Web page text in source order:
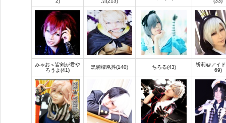
みゃお＜皆剣が君や
ろうよ(41)
黒騎櫂凰抖(140) ちろる(43)
祈莉@アイ
69)